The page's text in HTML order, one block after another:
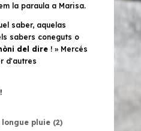
la paraula a Marisa.
saber, aquelas
sabers coneguts o
del dire!» Mercés
d'autres
pluie (2)